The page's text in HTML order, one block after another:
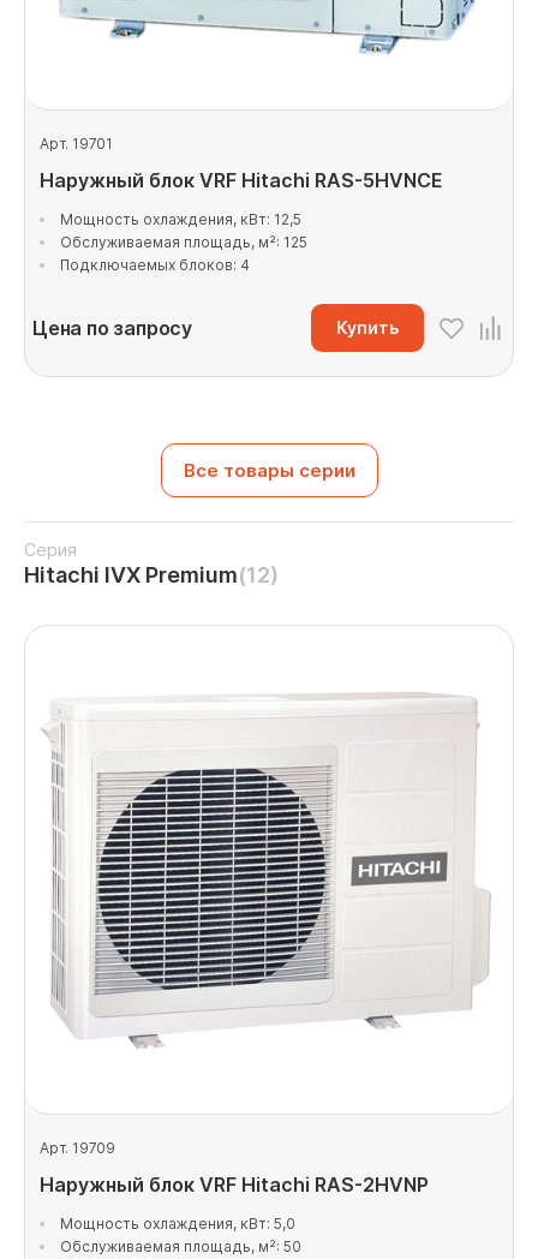
Арт. 19701
Наружный блок VRF Hitachi RAS-5HVNCE
Мощность охлаждения, кВт: 12,5
Обслуживаемая площадь, м²: 125
Подключаемых блоков: 4
Цена по запросу Купить
Все товары серии
Серия
Hitachi IVX Premium(12)
Арт. 19709
Наружный блок VRF Hitachi RAS-2HVNP
Мощность охлаждения, кВт: 5,0
Обслуживаемая площадь, м²: 50